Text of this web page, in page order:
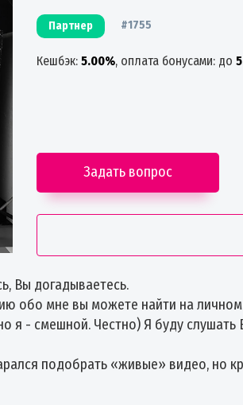
Партнер #1755
Кешбэк:5.00%, оплата бонусами: до
Задать вопрос
Вы догадываетесь.
обо мне вы можете найти на личном
я - смешной. Честно) Я буду
подобрать «живые» видео, но